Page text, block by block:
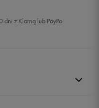
dni z Klarną lub PayPo